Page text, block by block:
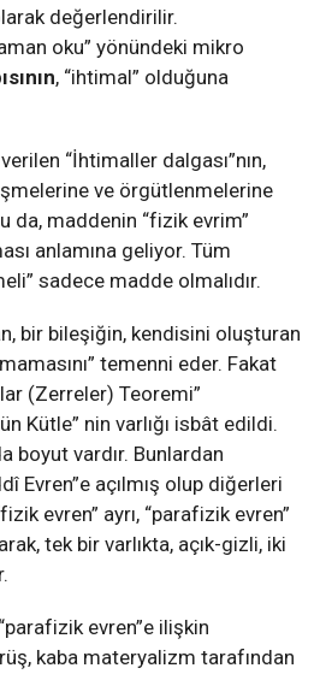
değerlendirilir.
oku” yönündeki mikro
, “ihtimal” olduğuna
“İhtimaller dalgası”nın,
ve örgütlenmelerine
da, maddenin “fizik evrim”
anlamına geliyor. Tüm
sadece madde olmalıdır.
bir bileşiğin, kendisini oluşturan
temenni eder. Fakat
(Zerreler) Teoremi”
Kütle” nin varlığı isbât edildi.
boyut vardır. Bunlardan
Evren”e açılmış olup diğerleri
evren” ayrı, “parafizik evren”
tek bir varlıkta, açık-gizli, iki
evren”e ilişkin
kaba materyalizm tarafından